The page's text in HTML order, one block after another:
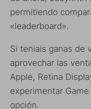
permitiendo
«leaderboard».
Si teniais ganas de
aprovechar las
Apple, Retina
experimentar
opción.